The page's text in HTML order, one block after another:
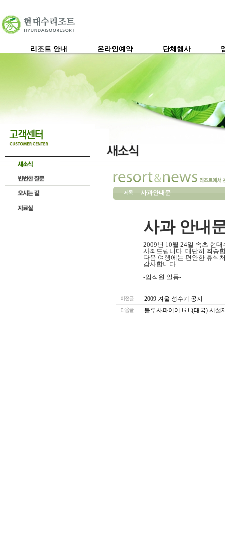
리조트 안내 온라인예약 단체행사
사과안내문
사과 안내
2009년 10월 24일 속초 현
사죄드립니다. 대단히 죄송
다음 여행에는 편안한 휴식
감사합니다.
-임직원 일동-
2009 겨울 성수기 공지
블루사파이어 G.C(태국) 시설